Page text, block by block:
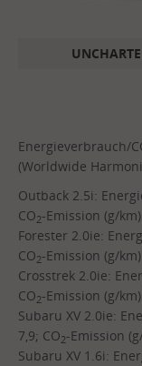
Energieverbrauch/
(Worldwide
Outback 2.5i:
CO2-Emission (g/
Forester 2.0ie:
CO2-Emission (g/
Crosstrek 2.0ie:
CO2-Emission (g/
Subaru XV 2.0ie:
7,9; CO2-Emission
Subaru XV 1.6i: